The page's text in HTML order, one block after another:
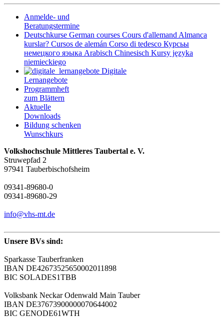
Anmelde- und
Beratungstermine
Deutschkurse German courses Cours d'allemand Almanca
kurslar? Cursos de alemán Corso di tedesco Курсьы
немецкого яэыка Arabisch Chinesisch Kursy języka
niemieckiego
Digitale
Lernangebote
Programmheft
zum Blättern
Aktuelle
Downloads
Bildung schenken
Wunschkurs
Volkshochschule Mittleres Taubertal e. V.
Struwepfad 2
97941 Tauberbischofsheim
09341-89680-0
09341-89680-29
info@vhs-mt.de
Unsere BVs sind:
Sparkasse Tauberfranken
IBAN DE42673525650002011898
BIC SOLADES1TBB
Volksbank Neckar Odenwald Main Tauber
IBAN DE37673900000070644002
BIC GENODE61WTH